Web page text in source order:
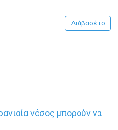
Διάβασέ το
νόσος μπορούν να